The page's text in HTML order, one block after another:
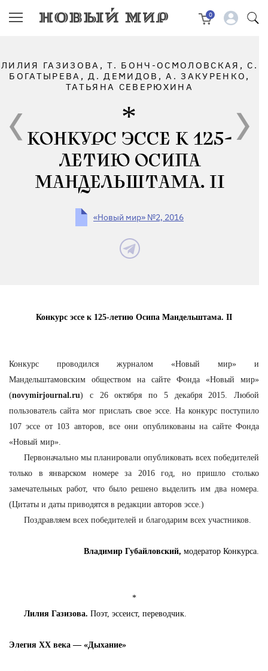
0
ЛИЛИЯ ГАЗИЗОВА, Т. БОНЧ-ОСМОЛОВСКАЯ, С.
БОГАТЫРЕВА, Д. ДЕМИДОВ, А. ЗАКУРЕНКО,
ТАТЬЯНА СЕВЕРЮХИНА
КОНКУРС ЭССЕ К 125-
ЛЕТИЮ ОСИПА
МАНДЕЛЬШТАМА. II
«Новый мир» №2, 2016
Конкурс эссе к 125-летию Осипа Мандельштама. II
Конкурс проводился журналом «Новый мир» и
Мандельштамовским обществом на сайте Фонда «Новый мир»
(novymirjournal.ru) с 26 октября по 5 декабря 2015. Любой
пользователь сайта мог прислать свое эссе. На конкурс поступило
107 эссе от 103 авторов, все они опубликованы на сайте Фонда
«Новый мир».
Первоначально мы планировали опубликовать всех победителей
только в январском номере за 2016 год, но пришло столько
замечательных работ, что было решено выделить им два номера.
(Цитаты и даты приводятся в редакции авторов эссе.)
Поздравляем всех победителей и благодарим всех участников.
Владимир Губайловский, модератор Конкурса.
*
Лилия Газизова. Поэт, эссеист, переводчик.
Элегия XX века — «Дыхание»